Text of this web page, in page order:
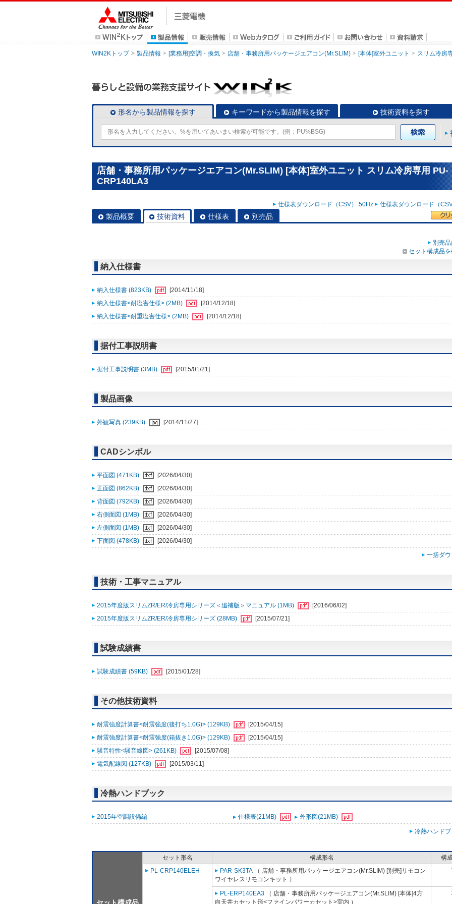
WIN2Kトップ 製品情報 [業務用]空調・換気 店舗・事務所用パッケージエアコン(Mr.SLIM) [本体]室外ユニット スリム冷房
形名から製品情報を探す キーワードから製品情報を探す 技術資料を探す
店舗・事務所用パッケージエアコン(Mr.SLIM) [本体]室外ユニット スリム冷房専用 PU-
CRP140LA3
仕様表ダウンロード（CSV） 50Hz 仕様表ダウンロード（
製品概要 技術資料 仕様表 別売品
別売
セット構成品
納入仕様書
納入仕様書 (823KB)
[2014/11/18]
納入仕様書<耐塩害仕様> (2MB)
[2014/12/18]
納入仕様書<耐重塩害仕様> (2MB)
[2014/12/18]
据付工事説明書
据付工事説明書 (3MB) [2015/01/21]
製品画像
外観写真 (239KB) [2014/11/27]
CADシンボル
平面図 (471KB)
[2026/04/30]
正面図 (862KB)
[2026/04/30]
背面図 (792KB)
[2026/04/30]
右側面図 (1MB)
[2026/04/30]
左側面図 (1MB)
[2026/04/30]
下面図 (478KB)
[2026/04/30]
一括ダ
技術・工事マニュアル
2015年度版スリムZR/ER/冷房専用シリーズ＜追補版＞マニュアル (1MB)
[2016/06/02]
2015年度版スリムZR/ER/冷房専用シリーズ (28MB)
[2015/07/21]
試験成績書
試験成績書 (59KB) [2015/01/28]
その他技術資料
耐震強度計算書<耐震強度(後打ち1.0G)> (129KB)
[2015/04/15]
耐震強度計算書<耐震強度(箱抜き1.0G)> (129KB)
[2015/04/15]
騒音特性<騒音線図> (261KB)
[2015/07/08]
電気配線図 (127KB)
[2015/03/11]
冷熱ハンドブック
2015年空調設備編 仕様表(21MB) 外形図(21MB)
冷熱ハンド
セット形名 構成形名
構
PL-CRP140ELEH
PAR-SK3TA （ 店舗・事務所用パッケージエアコン(Mr.SLIM) [別売]リモコン
ワイヤレスリモコンキット ）
PL-ERP140EA3 （ 店舗・事務所用パッケージエアコン(Mr.SLIM) [本体]4方
向天井カセット形<ファインパワーカセット>室内 ）